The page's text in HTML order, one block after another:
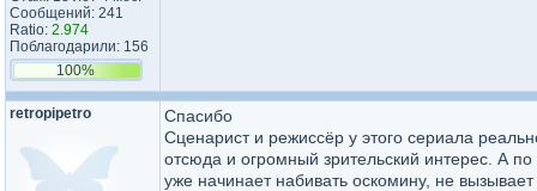
Сообщений: 241
Ratio: 2.974
Поблагодарили: 156
100%
retropipetro
Спасибо
Сценарист и режиссёр у этого сериала
отсюда и огромный зрительский интерес. А
уже начинает набивать оскомину, не